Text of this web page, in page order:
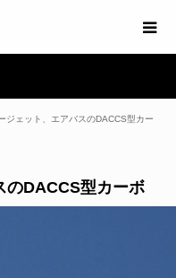
ジェット、エアバスのDACCS型カー
のDACCS型カーボ